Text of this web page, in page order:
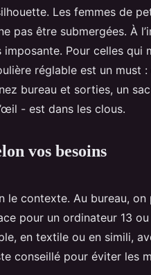
Les femmes de
pas être submergées. À
Pour celles qui
réglable est un must
bureau et sorties, un
- est dans les clous.
vos besoins
le contexte. Au bureau,
pour un ordinateur 13 ou
en textile ou en simili,
conseillé pour éviter les